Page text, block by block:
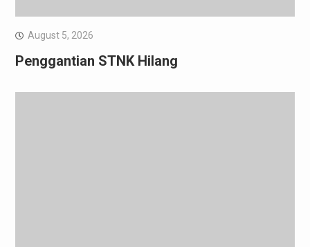
August 5, 2026
Penggantian STNK Hilang